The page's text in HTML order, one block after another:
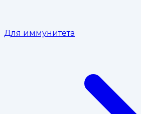
Для иммунитета